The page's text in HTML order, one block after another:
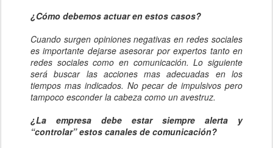
¿Cómo debemos actuar en estos casos?
Cuando surgen opiniones negativas en redes sociales
es importante dejarse asesorar por expertos tanto en
redes sociales como en comunicación. Lo siguiente
será buscar las acciones mas adecuadas en los
tiempos mas indicados. No pecar de impulsivos pero
tampoco esconder la cabeza como un avestruz.
¿La empresa debe estar siempre alerta y
“controlar” estos canales de comunicación?